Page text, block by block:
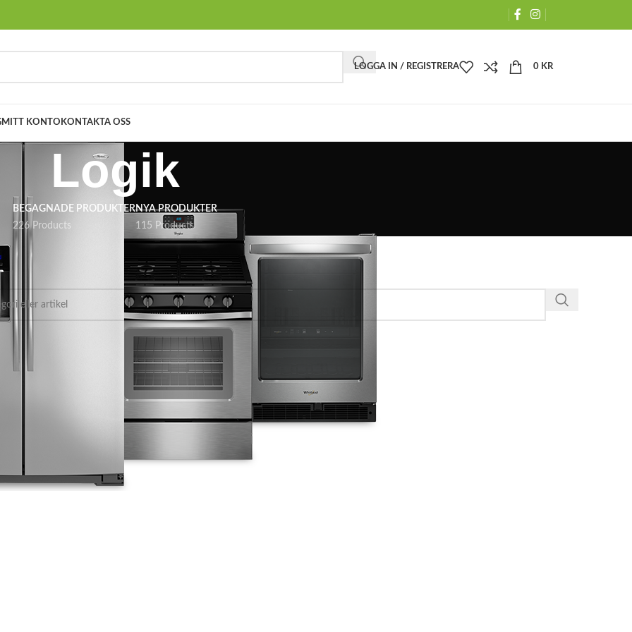
LOGGA IN / REGISTRERA 0 KR
MITT KONTO KONTAKTA OSS
Logik
BEGAGNADE PRODUKTER
226 Products
NYA PRODUKTER
115 Products
som motsvarar ditt val.